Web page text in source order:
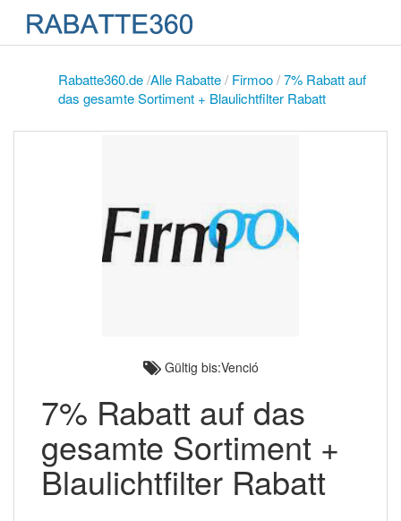
Rabatte360.de/Alle Rabatte/ Firmoo/7% Rabatt auf
das gesamte Sortiment + Blaulichtfilter Rabatt
Gültig bis:Venció
7% Rabatt auf das
gesamte Sortiment +
Blaulichtfilter Rabatt